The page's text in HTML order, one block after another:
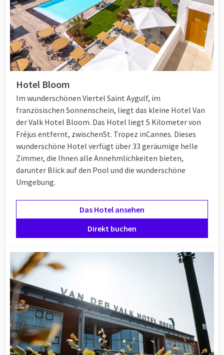
Hotel Bloom
Im wunderschönen Viertel Saint Aygulf, im
französischen Sonnenschein, liegt das kleine Hotel Van
der Valk Hotel Bloom. Das Hotel liegt 5 Kilometer von
Fréjus entfernt, zwischenSt. Tropez inCannes. Dieses
wunderschöne Hotel verfügt über 33 geräumige helle
Zimmer, die Ihnen alle Annehmlichkeiten bieten,
darunter Blick auf den Pool und die wunderschöne
Umgebung.
Das Hotel ansehen
Direkt buchen